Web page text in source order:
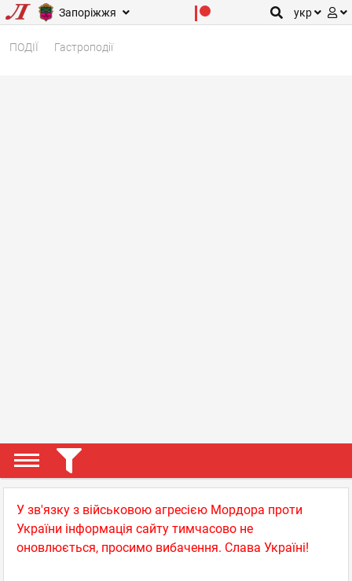
Запоріжжя укр
ПОДІЇ Гастроподії
У зв'язку з військовою агресією Мордора проти
України інформація сайту тимчасово не
оновлюється, просимо вибачення. Слава Україні!